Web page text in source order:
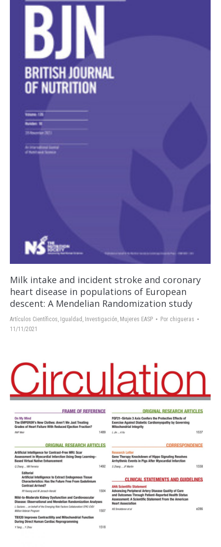
Milk intake and incident stroke and coronary
heart disease in populations of European
descent: A Mendelian Randomization study
Artículos Científicos Igualdad Investigación Mujeres EASP Por chigueras
11/11/2021